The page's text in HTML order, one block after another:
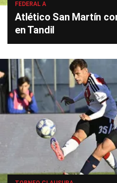
FEDERAL A
Atlético San Martín
en Tandil